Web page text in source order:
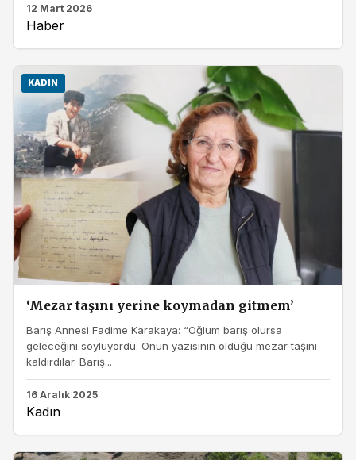
12 Mart 2026
Haber
KADIN
‘Mezar taşını yerine koymadan gitmem’
Barış Annesi Fadime Karakaya: “Oğlum barış olursa
geleceğini söylüyordu. Onun yazısının olduğu mezar taşını
kaldırdılar. Barış...
16 Aralık 2025
Kadın